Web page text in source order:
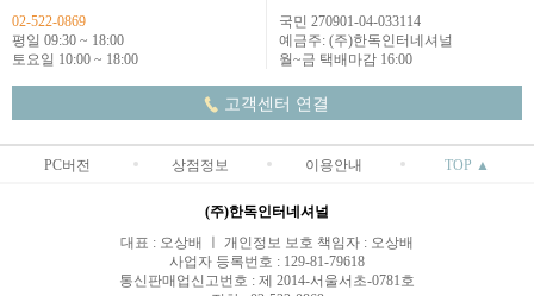
02-522-0869
평일 09:30 ~ 18:00
토요일 10:00 ~ 18:00
국민 270901-04-033114
예금주: (주)한독인터네셔널
월~금 택배마감 16:00
고객센터 연결
PC버전 상점정보 이용안내 TOP ▲
(주)한독인터네셔널
대표 : 오상배 ㅣ 개인정보 보호 책임자 : 오상배
사업자 등록번호 : 129-81-79618
통신판매업신고번호 : 제 2014-서울서초-0781호